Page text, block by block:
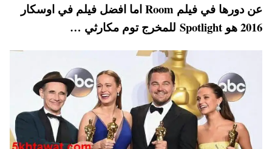
عن دورها في فيلم Room اما افضل فيلم في اوسكار
2016 هو Spotlight للمخرج توم مكارثي …